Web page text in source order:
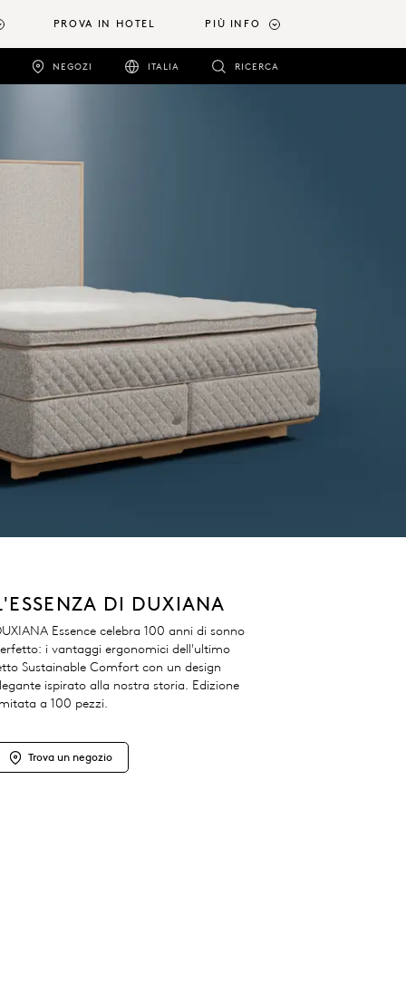
PROVA IN HOTEL PIÙ INFO
NEGOZI ITALIA RICERCA
DI DUXIANA
Essence celebra 100 anni di sonno
i vantaggi ergonomici dell'ultimo
Sustainable Comfort con un design
ispirato alla nostra storia. Edizione
a 100 pezzi.
Trova un negozio